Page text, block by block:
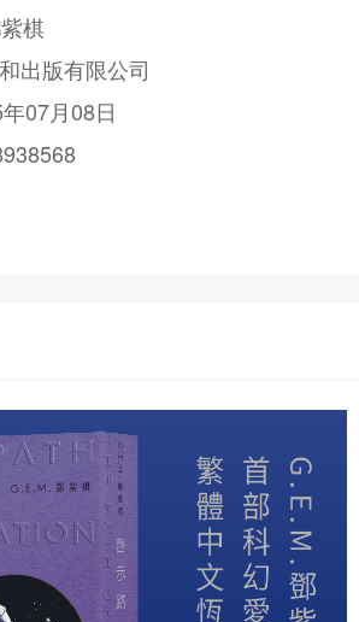
棋
出版有限公司
07月08日